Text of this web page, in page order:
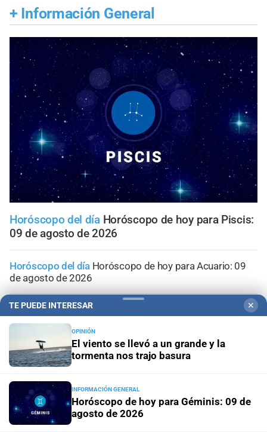
+ Información General
Horóscopo del día Horóscopo de hoy para Piscis:
09 de agosto de 2026
Horóscopo del día Horóscopo de hoy para Acuario: 09
de agosto de 2026
Horóscopo del díaHoróscopo de hoy para Capricornio:
09 de agosto de 2026
Horóscopo del díaHoróscopo de hoy para Sagitario: 09
de agosto de 2026
Horóscopo del día
Horóscopo de hoy para Escorpio: 09
de agosto de 2026
TE PUEDE INTERESAR ✕
OPINIÓN
El viento se llevó a un grande y la
tormenta nos trajo basura
INFORMACIÓN GENERAL
Horóscopo de hoy para Géminis: 09 de
agosto de 2026